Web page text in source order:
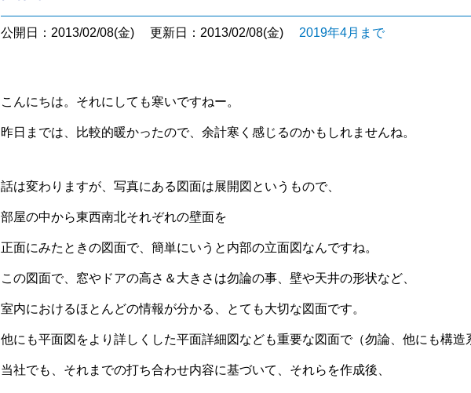
公開日：2013/02/08(金) 更新日：2013/02/08(金) 2019年4月まで
こんにちは。それにしても寒いですねー。
昨日までは、比較的暖かったので、余計寒く感じるのかもしれませんね。
話は変わりますが、写真にある図面は展開図というもので、
部屋の中から東西南北それぞれの壁面を
正面にみたときの図面で、簡単にいうと内部の立面図なんですね。
この図面で、窓やドアの高さ＆大きさは勿論の事、壁や天井の形状など、
室内におけるほとんどの情報が分かる、とても大切な図面です。
他にも平面図をより詳しくした平面詳細図なども重要な図面で（勿論、他にも構
当社でも、それまでの打ち合わせ内容に基づいて、それらを作成後、